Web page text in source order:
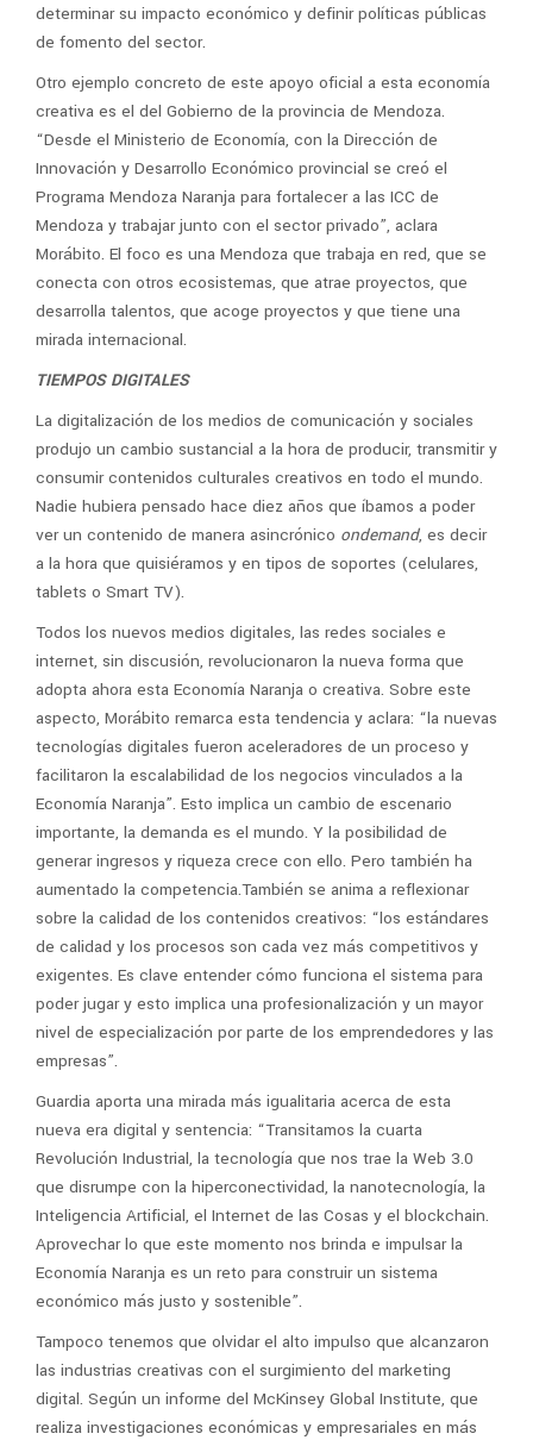
determinar su impacto económico y definir políticas públicas
de fomento del sector.
Otro ejemplo concreto de este apoyo oficial a esta economía
creativa es el del Gobierno de la provincia de Mendoza.
“Desde el Ministerio de Economía, con la Dirección de
Innovación y Desarrollo Económico provincial se creó el
Programa Mendoza Naranja para fortalecer a las ICC de
Mendoza y trabajar junto con el sector privado”, aclara
Morábito. El foco es una Mendoza que trabaja en red, que se
conecta con otros ecosistemas, que atrae proyectos, que
desarrolla talentos, que acoge proyectos y que tiene una
mirada internacional.
TIEMPOS DIGITALES
La digitalización de los medios de comunicación y sociales
produjo un cambio sustancial a la hora de producir, transmitir y
consumir contenidos culturales creativos en todo el mundo.
Nadie hubiera pensado hace diez años que íbamos a poder
ver un contenido de manera asincrónico ondemand, es decir
a la hora que quisiéramos y en tipos de soportes (celulares,
tablets o Smart TV).
Todos los nuevos medios digitales, las redes sociales e
internet, sin discusión, revolucionaron la nueva forma que
adopta ahora esta Economía Naranja o creativa. Sobre este
aspecto, Morábito remarca esta tendencia y aclara: “la nuevas
tecnologías digitales fueron aceleradores de un proceso y
facilitaron la escalabilidad de los negocios vinculados a la
Economía Naranja”. Esto implica un cambio de escenario
importante, la demanda es el mundo. Y la posibilidad de
generar ingresos y riqueza crece con ello. Pero también ha
aumentado la competencia.También se anima a reflexionar
sobre la calidad de los contenidos creativos: “los estándares
de calidad y los procesos son cada vez más competitivos y
exigentes. Es clave entender cómo funciona el sistema para
poder jugar y esto implica una profesionalización y un mayor
nivel de especialización por parte de los emprendedores y las
empresas”.
Guardia aporta una mirada más igualitaria acerca de esta
nueva era digital y sentencia: “Transitamos la cuarta
Revolución Industrial, la tecnología que nos trae la Web 3.0
que disrumpe con la hiperconectividad, la nanotecnología, la
Inteligencia Artificial, el Internet de las Cosas y el blockchain.
Aprovechar lo que este momento nos brinda e impulsar la
Economía Naranja es un reto para construir un sistema
económico más justo y sostenible”.
Tampoco tenemos que olvidar el alto impulso que alcanzaron
las industrias creativas con el surgimiento del marketing
digital. Según un informe del McKinsey Global Institute, que
realiza investigaciones económicas y empresariales en más